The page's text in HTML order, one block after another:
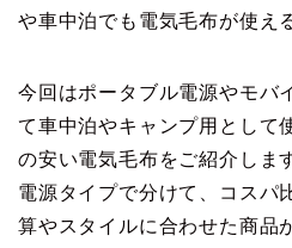
や車中泊でも電気毛布が使え
今回はポータブル電源やモバ
て車中泊やキャンプ用として
の安い電気毛布をご紹介しま
電源タイプで分けて、コスパ
算やスタイルに合わせた商品